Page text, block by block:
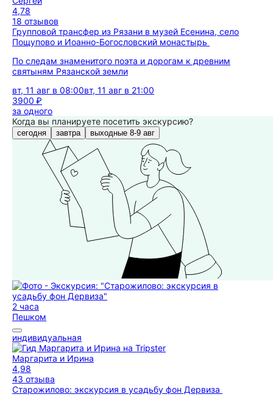
4,78
18 отзывов
Групповой трансфер из Рязани в музей Есенина, село
Пощупово и Иоанно-Богословский монастырь
По следам знаменитого поэта и дорогам к древним
святыням Рязанской земли
вт, 11 авг в 08:00вт, 11 авг в 21:00
3900 ₽
за одного
Когда вы планируете посетить экскурсию?
сегодня завтра выходные 8-9 авг
2 часа
Пешком
индивидуальная
Маргарита и Ирина
4,98
43 отзыва
Старожилово: экскурсия в усадьбу фон Дервиза